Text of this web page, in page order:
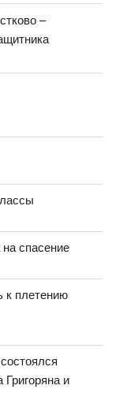
–
спасение
к плетению
и